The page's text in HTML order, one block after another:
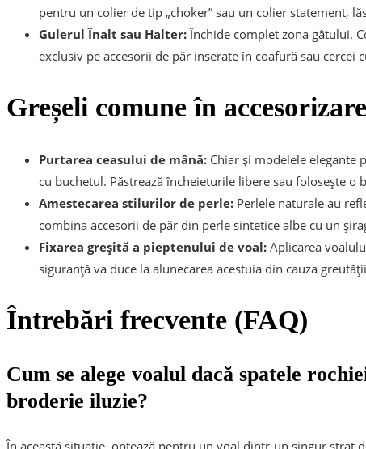
pentru un colier de tip „choker” sau un colier statement,
Gulerul Înalt sau Halter:Închide complet zona gâtului.
exclusiv pe accesorii de păr inserate în coafură sau cercei
Greșeli comune în
Purtarea ceasului de mână: Chiar și modelele
cu buchetul. Păstrează încheieturile libere sau folosește o
Amestecarea stilurilor de perle: Perlele naturale au
combina accesorii de păr din perle sintetice albe cu un
Fixarea greșită a pieptenului de voal: Aplicarea
siguranță va duce la alunecarea acestuia din cauza
Întrebări frecvente (FAQ)
Cum se alege voalul dacă spatele
broderie iluzie?
În această situație, optează pentru un voal dintr-un singur strat